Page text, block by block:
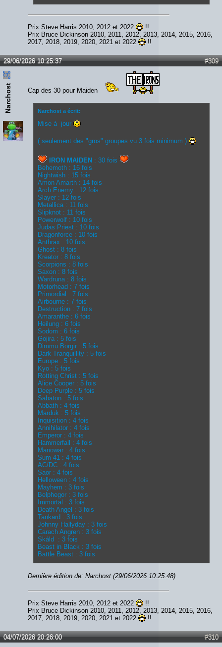
Prix Steve Harris 2010, 2012 et 2022
!!
Prix Bruce Dickinson 2010, 2011, 2012, 2013, 2014, 2015, 2016,
2017, 2018, 2019, 2020, 2021 et 2022
!!
#309
29/06/2026 10:25:37
Narchost Cap des 30 pour Maiden
Narchost a écrit:
Mise à jour
( seulement des "gros" groupes vu 3 fois minimum ) :
IRON MAIDEN : 30 fois
Behemoth : 16 fois
Nightwish : 15 fois
Amon Amarth : 14 fois
Arch Enemy : 12 fois
Slayer : 12 fois
Metallica : 11 fois
Slipknot : 11 fois
Powerwolf : 10 fois
Judas Priest : 10 fois
Dragonforce : 10 fois
Anthrax : 10 fois
Ghost : 8 fois
Kreator : 8 fois
Scorpions : 8 fois
Saxon : 8 fois
Wardruna : 8 fois
Motorhead : 7 fois
Primordial : 7 fois
Airbourne : 7 fois
Destruction : 7 fois
Amaranthe : 6 fois
Heilung : 6 fois
Sodom : 6 fois
Gojira : 5 fois
Dimmu Borgir : 5 fois
Dark Tranquillity : 5 fois
Europe : 5 fois
Kyo : 5 fois
Rotting Christ : 5 fois
Alice Cooper : 5 fois
Deep Purple : 5 fois
Sabaton : 5 fois
Abbath : 4 fois
Marduk : 5 fois
Inquisition : 4 fois
Annihilator : 4 fois
Emperor : 4 fois
Hammerfall : 4 fois
Manowar : 4 fois
Sum 41 : 4 fois
AC/DC : 4 fois
Saor : 4 fois
Helloween : 4 fois
Mayhem : 3 fois
Belphegor : 3 fois
Immortal : 3 fois
Death Angel : 3 fois
Tankard : 3 fois
Johnny Hallyday : 3 fois
Carach Angren : 3 fois
Skáld : 3 fois
Beast in Black : 3 fois
Battle Beast : 3 fois
Dernière édition de: Narchost (29/06/2026 10:25:48)
Prix Steve Harris 2010, 2012 et 2022
!!
Prix Bruce Dickinson 2010, 2011, 2012, 2013, 2014, 2015, 2016,
2017, 2018, 2019, 2020, 2021 et 2022
!!
#310
04/07/2026 20:26:00